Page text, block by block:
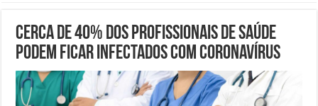
Cerca de 40% dos profissionais de saúde
podem ficar infectados com Coronavírus